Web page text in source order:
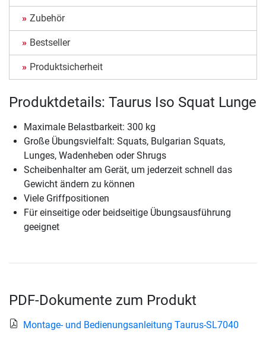
Zubehör
Bestseller
Produktsicherheit
Produktdetails: Taurus Iso Squat Lunge
Maximale Belastbarkeit: 300 kg
Große Übungsvielfalt: Squats, Bulgarian Squats,
Lunges, Wadenheben oder Shrugs
Scheibenhalter am Gerät, um jederzeit schnell das
Gewicht ändern zu können
Viele Griffpositionen
Für einseitige oder beidseitige Übungsausführung
geeignet
PDF-Dokumente zum Produkt
Montage- und Bedienungsanleitung Taurus-SL7040